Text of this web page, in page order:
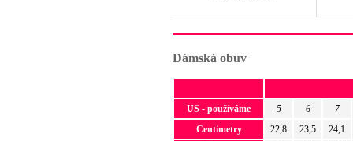
Dámská obuv
US - používáme 5 6
7
Centimetry
22,8 23,5
24,1